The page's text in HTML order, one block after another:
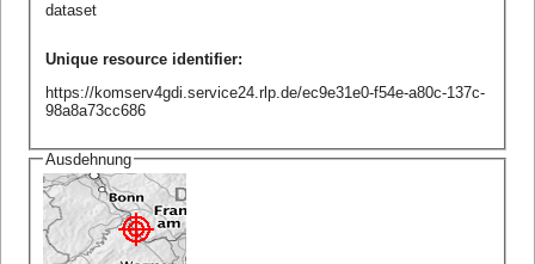
dataset
Unique resource identifier:
https://komserv4gdi.service24.rlp.de/ec9e31e0-f54e-a80c-137c-
98a8a73cc686
Ausdehnung